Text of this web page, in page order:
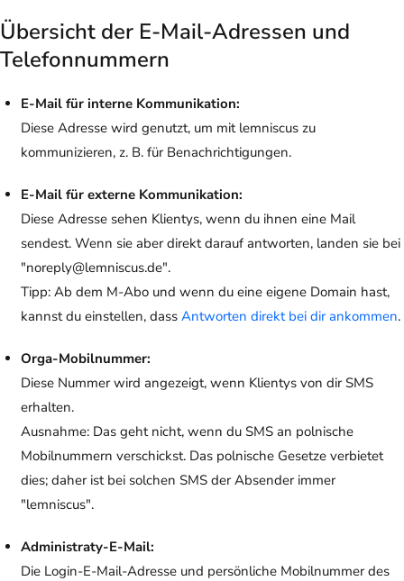
Übersicht der E-Mail-Adressen und
Telefonnummern
E-Mail für interne Kommunikation:
Diese Adresse wird genutzt, um mit lemniscus zu
kommunizieren, z. B. für Benachrichtigungen.
E-Mail für externe Kommunikation:
Diese Adresse sehen Klientys, wenn du ihnen eine Mail
sendest. Wenn sie aber direkt darauf antworten, landen sie bei
"noreply@lemniscus.de".
Tipp: Ab dem M-Abound wenn du eine eigene Domain hast,
kannst du einstellen, dass Antworten direkt bei dir ankommen.
Orga-Mobilnummer:
Diese Nummer wird angezeigt, wenn Klientys von dir SMS
erhalten.
Ausnahme: Das geht nicht, wenn du SMS an polnische
Mobilnummern verschickst. Das polnische Gesetze verbietet
dies; daher ist bei solchen SMS der Absender immer
"lemniscus".
Administraty-E-Mail:
Die Login-E-Mail-Adresse und persönliche Mobilnummer des